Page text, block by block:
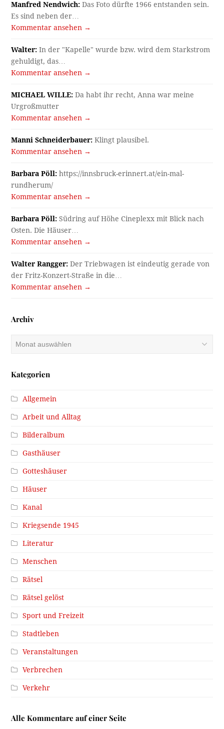
Manfred Nendwich: Das Foto dürfte 1966 entstanden sein.
Es sind neben der…
Kommentar ansehen →
Walter: In der "Kapelle" wurde bzw. wird dem Starkstrom
gehuldigt, das…
Kommentar ansehen →
MICHAEL WILLE: Da habt ihr recht, Anna war meine
Urgroßmutter
Kommentar ansehen →
Manni Schneiderbauer: Klingt plausibel.
Kommentar ansehen →
Barbara Pöll: https://innsbruck-erinnert.at/ein-mal-
rundherum/
Kommentar ansehen →
Barbara Pöll: Südring auf Höhe Cineplexx mit Blick nach
Osten. Die Häuser…
Kommentar ansehen →
Walter Rangger: Der Triebwagen ist eindeutig gerade von
der Fritz-Konzert-Straße in die…
Kommentar ansehen →
Archiv
Archiv
Kategorien
Allgemein
Arbeit und Alltag
Bilderalbum
Gasthäuser
Gotteshäuser
Häuser
Kanal
Kriegsende 1945
Literatur
Menschen
Rätsel
Rätsel gelöst
Sport und Freizeit
Stadtleben
Veranstaltungen
Verbrechen
Verkehr
Alle Kommentare auf einer Seite